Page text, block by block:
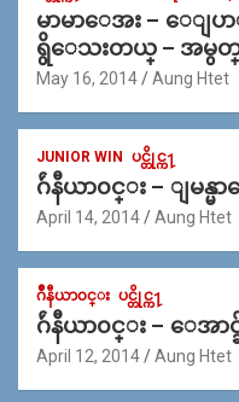
မာမာေအး – ေျ
ရွိေသးတယ္ – အမွတ္
May 16, 2014 Aung Htet
JUNIOR WIN ပင္တိုင္က႑
ဂ်ဴနီယာ၀င္း – ျမန္မ
April 14, 2014 Aung Htet
ဂ်ဳနီယာ၀င္း ပင္တိုင္က႑
ဂ်ဴနီယာ၀င္း – ေအာ
April 12, 2014 Aung Htet